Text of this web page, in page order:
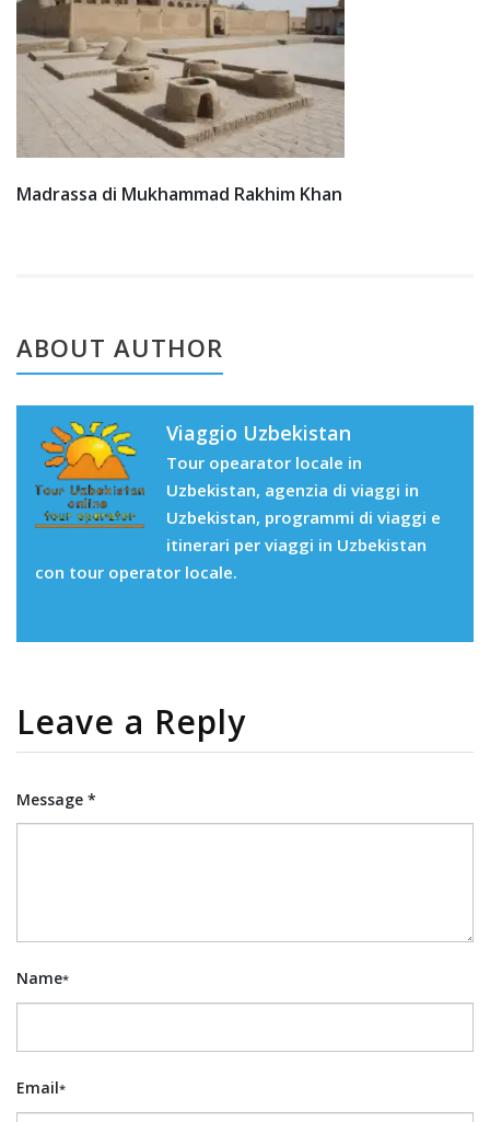
Madrassa di Mukhammad Rakhim Khan
ABOUT AUTHOR
Viaggio Uzbekistan
Tour opearator locale in
Uzbekistan, agenzia di viaggi in
Uzbekistan, programmi di viaggi e
itinerari per viaggi in Uzbekistan
con tour operator locale.
Leave a Reply
Message *
Name*
Email*